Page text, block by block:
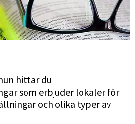
hittar du
som erbjuder lokaler för
och olika typer av